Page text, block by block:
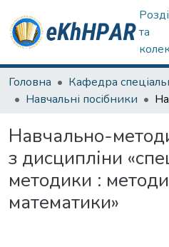
та
Головна
Навчальні посібники
Навчально-
з дисципліни
методики :
математики»